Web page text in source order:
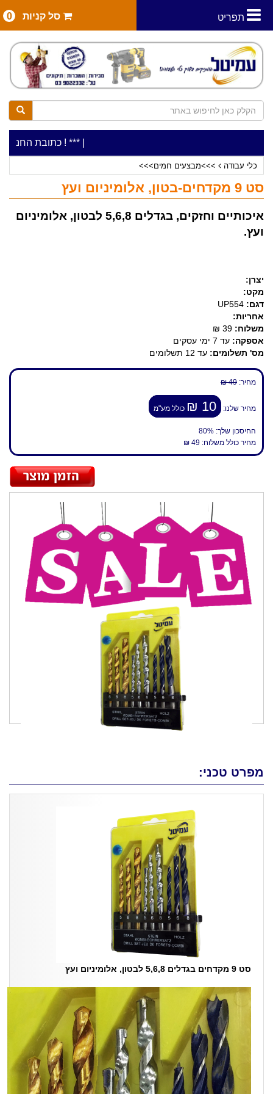
תפריט סל קניות 0
***כתובת החנות: רח' המלאכה 2, ביתן 8 ***כלי עבודה להשכרה בתעריף יומי משתלם ! ***
כלי עבודה >>>מבצעים חמים>>>
סט 9 מקדחים-בטון, אלומיניום ועץ
איכותיים וחזקים, בגדלים 5,6,8 לבטון, אלומיניום
ועץ.
יצרן:
מקט:
דגם: UP554
אחריות:
משלוח: 39 ₪
אספקה: עד 7 ימי עסקים
מס' תשלומים: עד 12 תשלומים
מחיר: 49 ₪
מחיר שלנו: 10 ₪ כולל מע"מ
החיסכון שלך: 80%
מחיר כולל משלוח: 49 ₪
מפרט טכני:
סט 9 מקדחים בגדלים 5,6,8 לבטון, אלומיניום ועץ